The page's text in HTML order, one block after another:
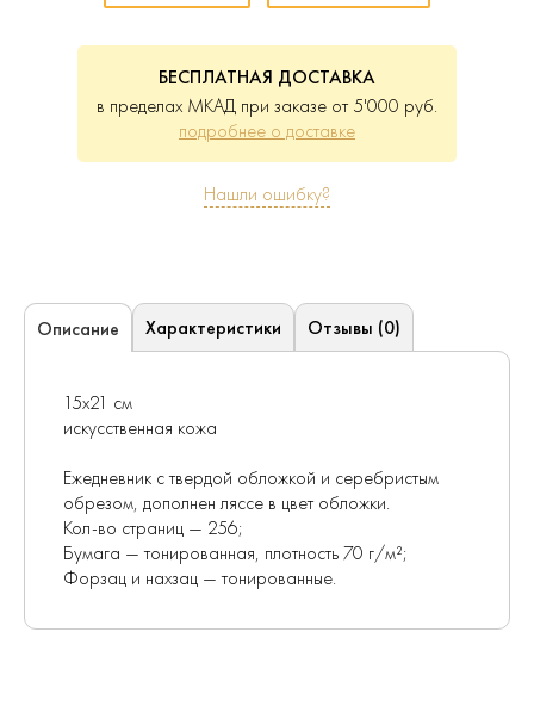
БЕСПЛАТНАЯ ДОСТАВКА
в пределах МКАД при заказе от 5'000 руб.
подробнее о доставке
Нашли ошибку?
Описание Характеристики Отзывы (0)
15х21 см
искусственная кожа
Ежедневник с твердой обложкой и серебристым
обрезом, дополнен ляссе в цвет обложки.
Кол-во страниц — 256;
Бумага — тонированная, плотность 70 г/м²;
Форзац и нахзац — тонированные.